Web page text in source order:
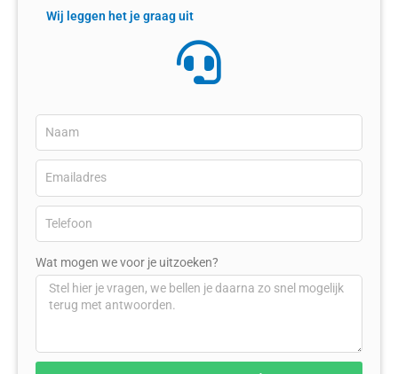
Wij leggen het je graag uit
Wat mogen we voor je uitzoeken?